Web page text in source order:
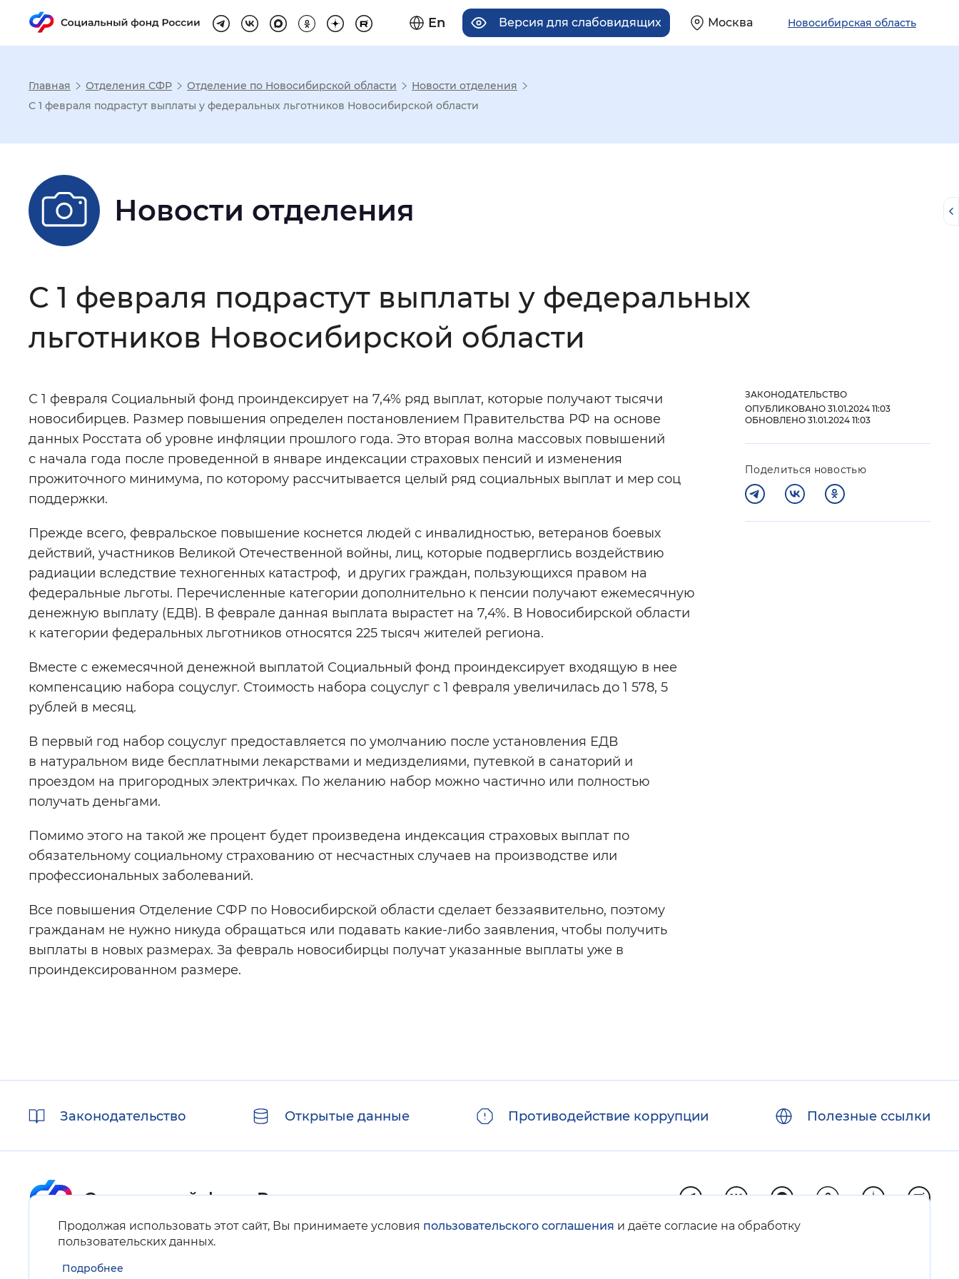
En Версия для слабовидящих Москва Новосибирская область
Настройка режима отображения
Шрифт: Без засечек С засечками
Интервал между буквами
Цвет сайта Монохромный Инверсивный монохромный
Изображения: Включены Выключены
Звуковой ассистент: Воспроизвести Остановить Повторить
Вернуть стандартные настройки
Главная Отделения СФР Отделение по Новосибирской области
Новости отделения
С 1 февраля подрастут выплаты у федеральных льготников Новосибирской области
Новости отделения
С 1 февраля подрастут выплаты у федеральных
льготников Новосибирской области
С 1 февраля Социальный фонд проиндексирует на 7,4% ряд выплат, которые получают тысячи
новосибирцев. Размер повышения определен постановлением Правительства РФ на основе
данных Росстата об уровне инфляции прошлого года. Это вторая волна массовых повышений
с начала года после проведенной в январе индексации страховых пенсий и изменения
прожиточного минимума, по которому рассчитывается целый ряд социальных выплат и мер соц
поддержки.
Прежде всего, февральское повышение коснется людей с инвалидностью, ветеранов боевых
действий, участников Великой Отечественной войны, лиц, которые подверглись воздействию
радиации вследствие техногенных катастроф, и других граждан, пользующихся правом на
федеральные льготы. Перечисленные категории дополнительно к пенсии получают ежемесячную
денежную выплату (ЕДВ). В феврале данная выплата вырастет на 7,4%. В Новосибирской области
к категории федеральных льготников относятся 225 тысяч жителей региона.
Вместе с ежемесячной денежной выплатой Социальный фонд проиндексирует входящую в нее
компенсацию набора соцуслуг. Стоимость набора соцуслуг с 1 февраля увеличилась до 1 578, 5
рублей в месяц.
В первый год набор соцуслуг предоставляется по умолчанию после установления ЕДВ
в натуральном виде бесплатными лекарствами и медизделиями, путевкой в санаторий и
проездом на пригородных электричках. По желанию набор можно частично или полностью
получать деньгами.
Помимо этого на такой же процент будет произведена индексация страховых выплат по
обязательному социальному страхованию от несчастных случаев на производстве или
профессиональных заболеваний.
Все повышения Отделение СФР по Новосибирской области сделает беззаявительно, поэтому
гражданам не нужно никуда обращаться или подавать какие-либо заявления, чтобы получить
выплаты в новых размерах. За февраль новосибирцы получат указанные выплаты уже в
проиндексированном размере.
ЗАКОНОДАТЕЛЬСТВО
ОПУБЛИКОВАНО 31.01.2024 11:03
ОБНОВЛЕНО 31.01.2024 11:03
Поделиться новостью
Продолжая использовать этот сайт, Вы принимаете условия пользовательского соглашения и даёте согласие на обработку
пользовательских данных.
Подробнее
ссылкиЗаконодательство Открытые данные Противодействие коррупции Полезные ссылки
Карта сайта
Нашли ошибку на сайте?